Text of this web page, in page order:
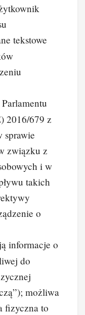
tekstowe
2016/679 z
sprawie
związku z
i w
takich
o
informacje o
do
możliwa
fizyczna to